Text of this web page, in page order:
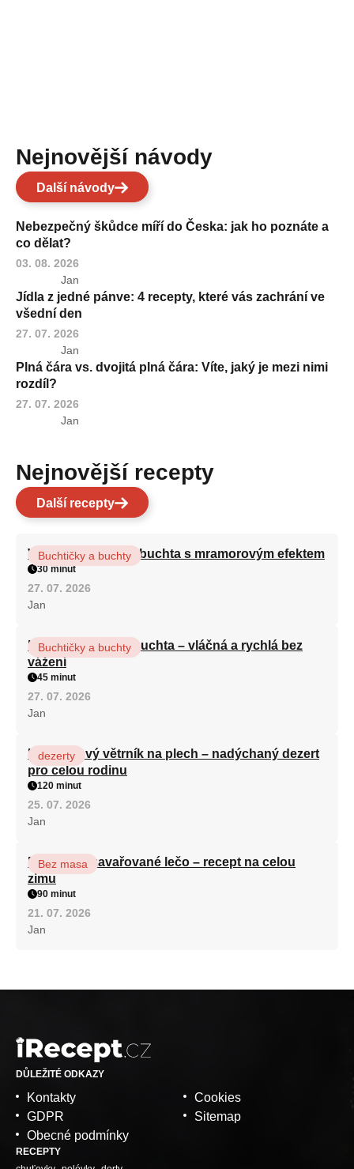
Nejnovější návody
Další návody
Nebezpečný škůdce míří do Česka: jak ho poznáte a
co dělat?
03. 08. 2026
Jan
Jídla z jedné pánve: 4 recepty, které vás zachrání ve
všední den
27. 07. 2026
Jan
Plná čára vs. dvojitá plná čára: Víte, jaký je mezi nimi
rozdíl?
27. 07. 2026
Jan
Nejnovější recepty
Další recepty
Vláčná olejová litá buchta s mramorovým efektem
Buchtičky a buchty
30 minut
27. 07. 2026
Jan
Hrnková maková buchta – vláčná a rychlá bez
vážení
Buchtičky a buchty
45 minut
27. 07. 2026
Jan
Karamelový větrník na plech – nadýchaný dezert
pro celou rodinu
dezerty
120 minut
25. 07. 2026
Jan
Babiččino zavařované lečo – recept na celou
zimu
Bez masa
90 minut
21. 07. 2026
Jan
DŮLEŽITÉ ODKAZY
Kontakty
GDPR
Obecné podmínky
Cookies
Sitemap
RECEPTY